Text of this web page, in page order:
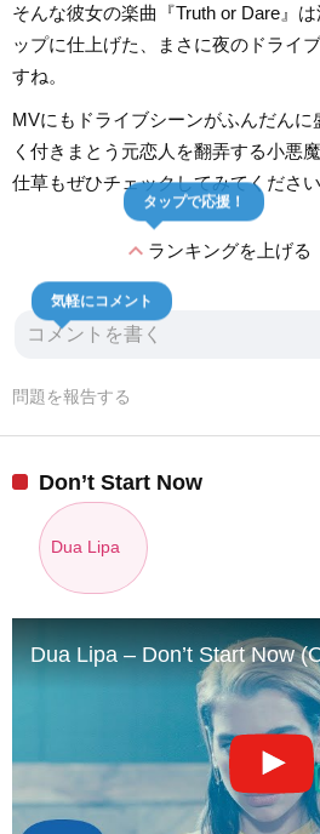
そんな彼女の楽曲『Truth or Dare』
ップに仕上げた、まさに夜のドライ
すね。
MVにもドライブシーンがふんだんに
く付きまとう元恋人を翻弄する小悪
仕草もぜひチェックしてみてください
expand_lessランキングを上げる
タップで応援！
気軽にコメント
問題を報告する
Don’t Start Now
Dua Lipa
Dua Lipa – Don’t Start Now